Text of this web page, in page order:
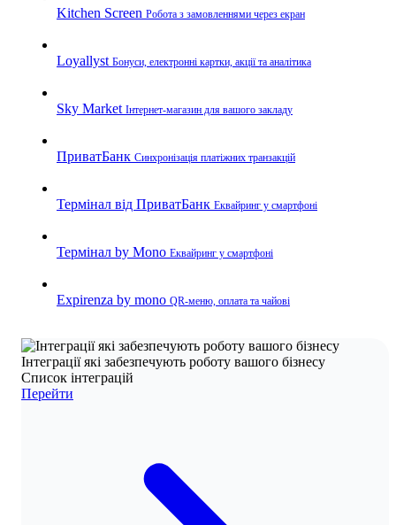
Kitchen Screen Робота з замовленнями через екран
Loyallyst Бонуси, електронні картки, акції та аналітика
Sky Market Інтернет-магазин для вашого закладу
ПриватБанк Синхронізація платіжних транзакцій
Термінал від ПриватБанк Еквайринг у смартфоні
Термінал by Mono Еквайринг у смартфоні
Expirenza by mono QR-меню, оплата та чайові
Інтеграції які забезпечують роботу вашого бізнесу
Список інтеграцій
Перейти